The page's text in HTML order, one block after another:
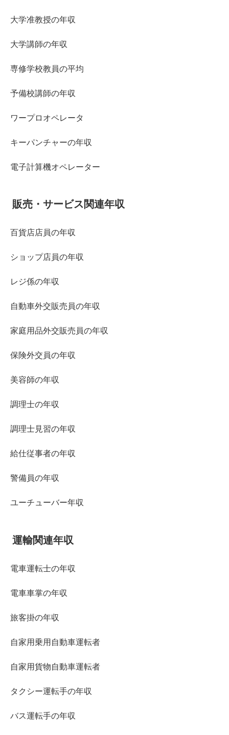
大学准教授の年収
大学講師の年収
専修学校教員の平均
予備校講師の年収
ワープロオペレータ
キーパンチャーの年収
電子計算機オペレーター
販売・サービス関連年収
百貨店店員の年収
ショップ店員の年収
レジ係の年収
自動車外交販売員の年収
家庭用品外交販売員の年収
保険外交員の年収
美容師の年収
調理士の年収
調理士見習の年収
給仕従事者の年収
警備員の年収
ユーチューバー年収
運輸関連年収
電車運転士の年収
電車車掌の年収
旅客掛の年収
自家用乗用自動車運転者
自家用貨物自動車運転者
タクシー運転手の年収
バス運転手の年収